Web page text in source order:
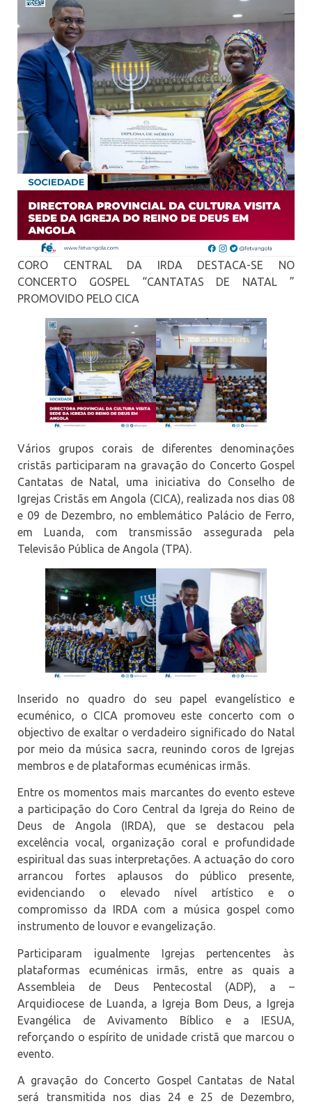
CORO CENTRAL DA IRDA DESTACA-SE NO
CONCERTO GOSPEL “CANTATAS DE NATAL ”
PROMOVIDO PELO CICA
Vários grupos corais de diferentes denominações
cristãs participaram na gravação do Concerto Gospel
Cantatas de Natal, uma iniciativa do Conselho de
Igrejas Cristãs em Angola (CICA), realizada nos dias 08
e 09 de Dezembro, no emblemático Palácio de Ferro,
em Luanda, com transmissão assegurada pela
Televisão Pública de Angola (TPA).
Inserido no quadro do seu papel evangelístico e
ecuménico, o CICA promoveu este concerto com o
objectivo de exaltar o verdadeiro significado do Natal
por meio da música sacra, reunindo coros de Igrejas
membros e de plataformas ecuménicas irmãs.
Entre os momentos mais marcantes do evento esteve
a participação do Coro Central da Igreja do Reino de
Deus de Angola (IRDA), que se destacou pela
excelência vocal, organização coral e profundidade
espiritual das suas interpretações. A actuação do coro
arrancou fortes aplausos do público presente,
evidenciando o elevado nível artístico e o
compromisso da IRDA com a música gospel como
instrumento de louvor e evangelização.
Participaram igualmente Igrejas pertencentes às
plataformas ecuménicas irmãs, entre as quais a
Assembleia de Deus Pentecostal (ADP), a –
Arquidiocese de Luanda, a Igreja Bom Deus, a Igreja
Evangélica de Avivamento Bíblico e a IESUA,
reforçando o espírito de unidade cristã que marcou o
evento.
A gravação do Concerto Gospel Cantatas de Natal
será transmitida nos dias 24 e 25 de Dezembro,